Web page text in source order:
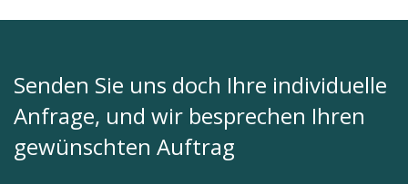
Senden Sie uns doch Ihre individuelle
Anfrage, und wir besprechen Ihren
gewünschten Auftrag